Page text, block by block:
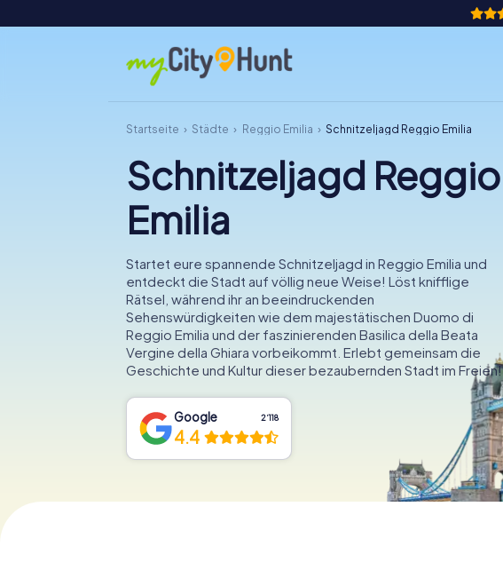
Startseite Städte Reggio Emilia Schnitzeljagd Reggio Emilia
Schnitzeljagd Reggio
Emilia
Startet eure spannende Schnitzeljagd in Reggio Emilia und
entdeckt die Stadt auf völlig neue Weise! Löst knifflige
Rätsel, während ihr an beeindruckenden
Sehenswürdigkeiten wie dem majestätischen Duomo di
Reggio Emilia und der faszinierenden Basilica della Beata
Vergine della Ghiara vorbeikommt. Erlebt gemeinsam die
Geschichte und Kultur dieser bezaubernden Stadt im Freien!
Google 2‘118
4.4